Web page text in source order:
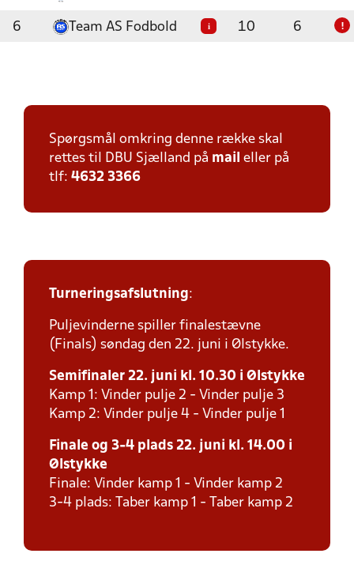
6 Team AS Fodbold i 10 6 !
Spørgsmål omkring denne række skal
rettes til DBU Sjælland på mail eller på
tlf: 4632 3366
Turneringsafslutning:
Puljevinderne spiller finalestævne
(Finals) søndag den 22. juni i Ølstykke.
Semifinaler 22. juni kl. 10.30 i Ølstykke
Kamp 1: Vinder pulje 2 - Vinder pulje 3
Kamp 2: Vinder pulje 4 - Vinder pulje 1
Finale og 3-4 plads 22. juni kl. 14.00 i
Ølstykke
Finale: Vinder kamp 1 - Vinder kamp 2
3-4 plads: Taber kamp 1 - Taber kamp 2